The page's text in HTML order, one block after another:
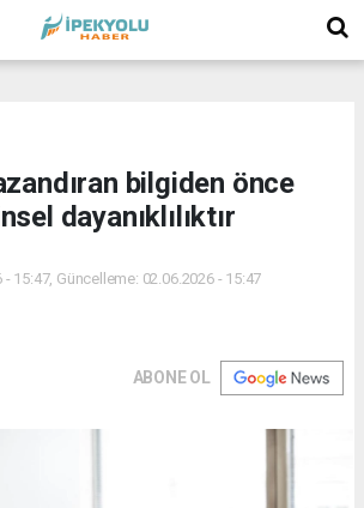
bilgiden önce
dayanıklılıktır
- 15:47, Güncelleme: 02.06.2026 - 15:47
ABONE OL